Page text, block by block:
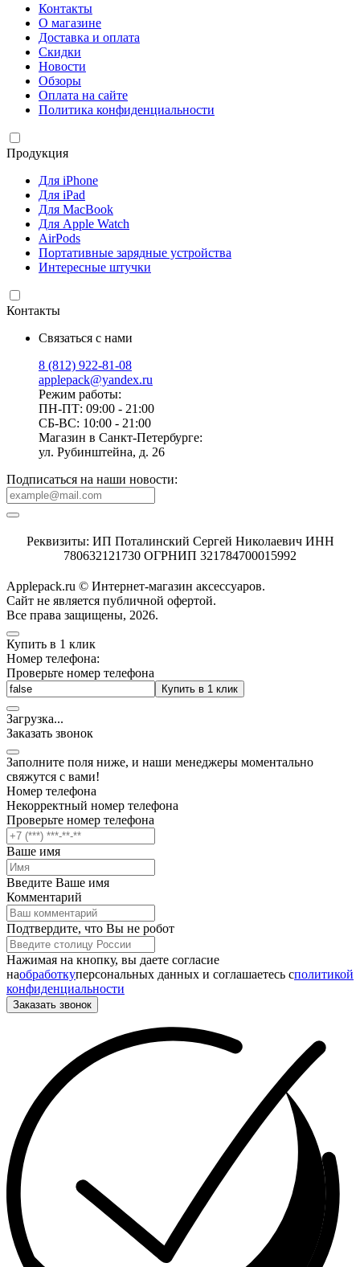
Контакты
О магазине
Доставка и оплата
Скидки
Новости
Обзоры
Оплата на сайте
Политика конфиденциальности
Продукция
Для iPhone
Для iPad
Для MacBook
Для Apple Watch
AirPods
Портативные зарядные устройства
Интересные штучки
Контакты
Связаться с нами
8 (812) 922-81-08
applepack@yandex.ru
Режим работы:
ПН-ПТ: 09:00 - 21:00
СБ-ВС: 10:00 - 21:00
Магазин в Санкт-Петербурге:
ул. Рубинштейна, д. 26
Подписаться на наши новости:
Реквизиты: ИП Поталинский Сергей Николаевич ИНН
780632121730 ОГРНИП 321784700015992
Applepack.ru © Интернет-магазин аксессуаров.
Cайт не является публичной офертой.
Все права защищены, 2026.
Купить в 1 клик
Номер телефона:
Проверьте номер телефона
Купить в 1 клик
Загрузка...
Заказать звонок
Заполните поля ниже, и наши менеджеры моментально
свяжутся с вами!
Номер телефона
Некорректный номер телефона
Проверьте номер телефона
Ваше имя
Введите Ваше имя
Комментарий
Подтвердите, что Вы не робот
Нажимая на кнопку, вы даете согласие
наобработкуперсональных данных и соглашаетесь cполитикой
конфиденциальности
Заказать звонок